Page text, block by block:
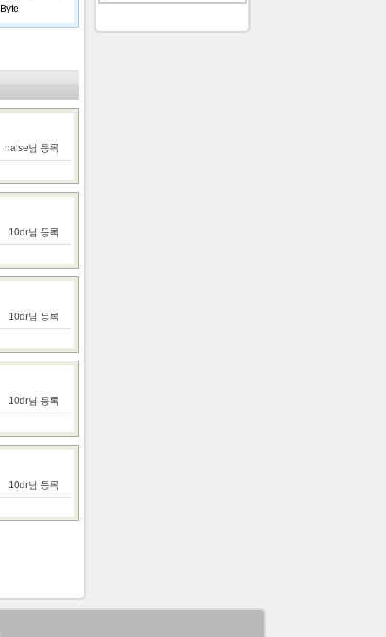
Byte
nalse님 등록
10dr님 등록
10dr님 등록
10dr님 등록
10dr님 등록